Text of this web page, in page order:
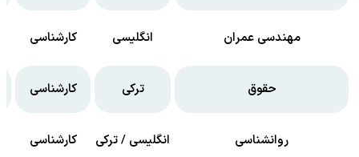
مهندسی عمران انگلیسی کارشناسی
حقوق ترکی کارشناسی
روانشناسی انگلیسی / ترکی کارشناسی